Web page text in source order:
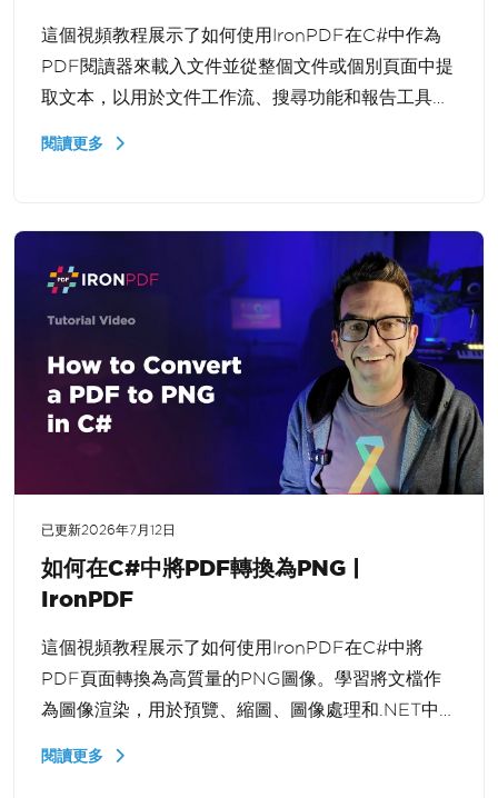
這個視頻教程展示了如何使用IronPDF在C#中作為
PDF閱讀器來載入文件並從整個文件或個別頁面中提
取文本，以用於文件工作流、搜尋功能和報告工具
閱讀更多
已更新2026年7月12日
如何在C#中將PDF轉換為PNG |
IronPDF
這個視頻教程展示了如何使用IronPDF在C#中將
PDF頁面轉換為高質量的PNG圖像。學習將文檔作
為圖像渲染，用於預覽、縮圖、圖像處理和.NET中的
閱讀更多